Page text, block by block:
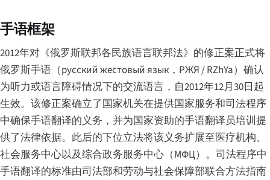
手语框架
2012年对《俄罗斯联邦各民族语言联邦法》的修正案正式将
俄罗斯手语（русский жестовый язык ，РЖЯ / RZhYa）确认
为听力或语言障碍情况下的交流语言，自2012年12月30日起
生效。该修正案确立了国家机关在提供国家服务和司法程序
中确保手语翻译的义务，并为国家资助的手语翻译员培训提
供了法律依据。此后的下位立法将该义务扩展至医疗机构、
社会服务中心以及综合政务服务中心（МФЦ）。司法程序中
手语翻译的标准由司法部和劳动与社会保障部联合方法指南